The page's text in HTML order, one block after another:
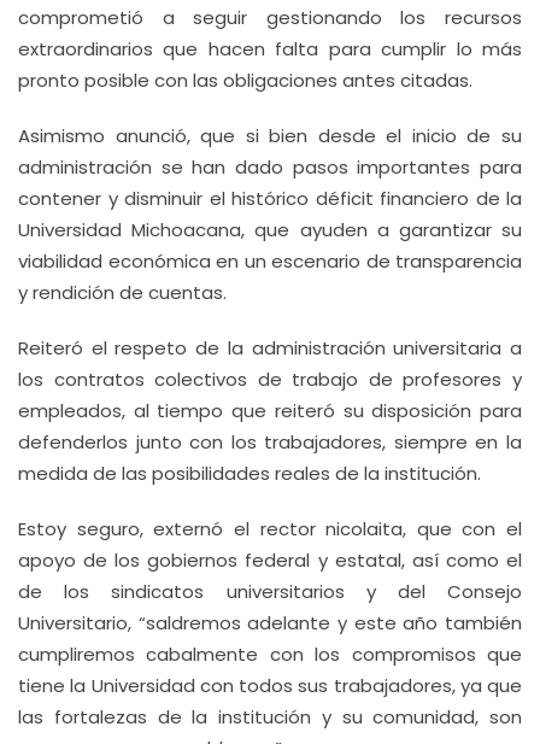
comprometió a seguir gestionando los recursos
extraordinarios que hacen falta para cumplir lo más
pronto posible con las obligaciones antes citadas.
Asimismo anunció, que si bien desde el inicio de su
administración se han dado pasos importantes para
contener y disminuir el histórico déficit financiero de la
Universidad Michoacana, que ayuden a garantizar su
viabilidad económica en un escenario de transparencia
y rendición de cuentas.
Reiteró el respeto de la administración universitaria a
los contratos colectivos de trabajo de profesores y
empleados, al tiempo que reiteró su disposición para
defenderlos junto con los trabajadores, siempre en la
medida de las posibilidades reales de la institución.
Estoy seguro, externó el rector nicolaita, que con el
apoyo de los gobiernos federal y estatal, así como el
de los sindicatos universitarios y del Consejo
Universitario, “saldremos adelante y este año también
cumpliremos cabalmente con los compromisos que
tiene la Universidad con todos sus trabajadores, ya que
las fortalezas de la institución y su comunidad, son